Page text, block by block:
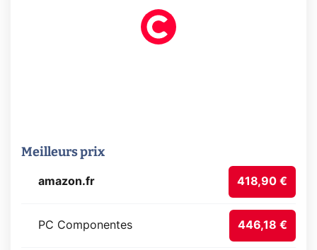
Meilleurs prix
amazon.fr 418,90 €
PC Componentes 446,18 €